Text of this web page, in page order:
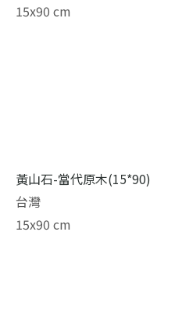
15x90 cm
黃山石-當代原木(15*90)
台灣
15x90 cm